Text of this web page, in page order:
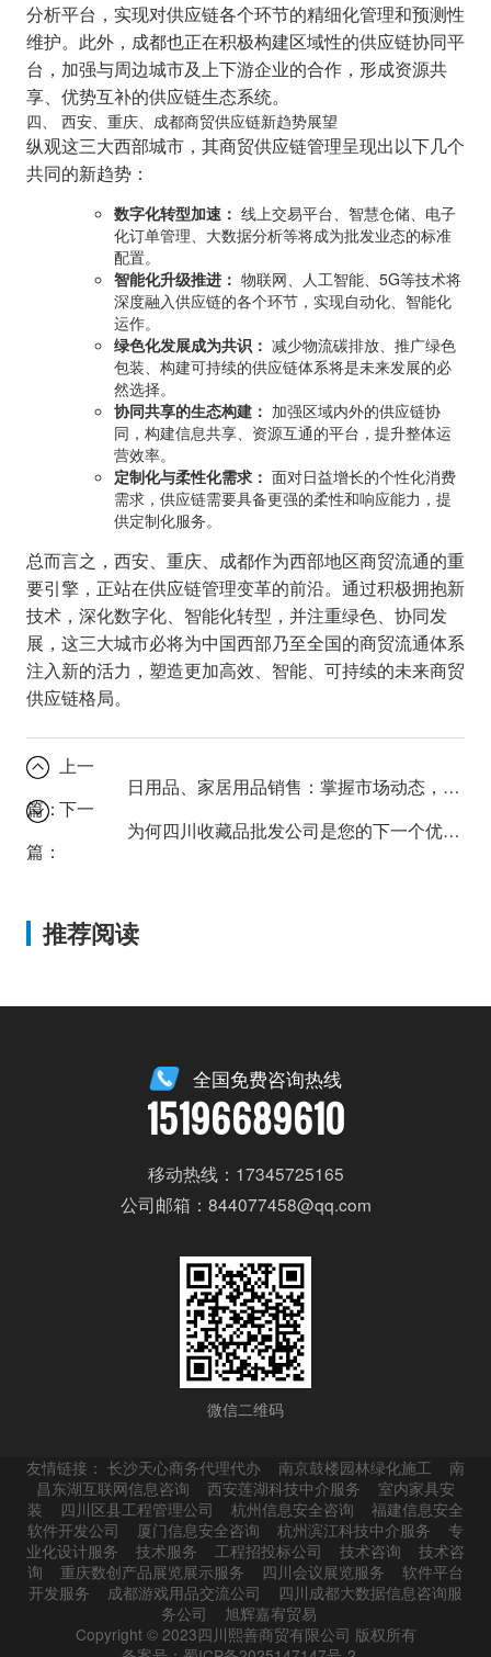
分析平台，实现对供应链各个环节的精细化管理和预测性
维护。此外，成都也正在积极构建区域性的供应链协同平
台，加强与周边城市及上下游企业的合作，形成资源共
享、优势互补的供应链生态系统。
四、 西安、重庆、成都商贸供应链新趋势展望
纵观这三大西部城市，其商贸供应链管理呈现出以下几个
共同的新趋势：
数字化转型加速： 线上交易平台、智慧仓储、电子
化订单管理、大数据分析等将成为批发业态的标准
配置。
智能化升级推进： 物联网、人工智能、5G等技术将
深度融入供应链的各个环节，实现自动化、智能化
运作。
绿色化发展成为共识： 减少物流碳排放、推广绿色
包装、构建可持续的供应链体系将是未来发展的必
然选择。
协同共享的生态构建： 加强区域内外的供应链协
同，构建信息共享、资源互通的平台，提升整体运
营效率。
定制化与柔性化需求： 面对日益增长的个性化消费
需求，供应链需要具备更强的柔性和响应能力，提
供定制化服务。
总而言之，西安、重庆、成都作为西部地区商贸流通的重
要引擎，正站在供应链管理变革的前沿。通过积极拥抱新
技术，深化数字化、智能化转型，并注重绿色、协同发
展，这三大城市必将为中国西部乃至全国的商贸流通体系
注入新的活力，塑造更加高效、智能、可持续的未来商贸
供应链格局。
上一
篇：
日用品、家居用品销售：掌握市场动态，助您销量翻倍！
下一
篇：
为何四川收藏品批发公司是您的下一个优选？
推荐阅读
全国免费咨询热线
15196689610
移动热线：17345725165
公司邮箱：844077458@qq.com
微信二维码
友情链接：长沙天心商务代理代办 南京鼓楼园林绿化施工
南
昌东湖互联网信息咨询
西安莲湖科技中介服务
室内家具安
装
四川区县工程管理公司 杭州信息安全咨询
福建信息安全
软件开发公司
厦门信息安全咨询 杭州滨江科技中介服务
专
业化设计服务
技术服务 工程招投标公司 技术咨询
技术咨
询
重庆数创产品展览展示服务 四川会议展览服务
软件平台
开发服务
成都游戏用品交流公司
四川成都大数据信息咨询服
务公司
旭辉嘉宥贸易
Copyright © 2023四川熙善商贸有限公司 版权所有